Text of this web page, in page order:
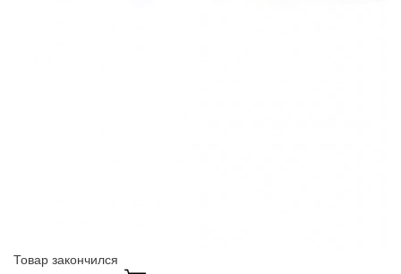
Товар закончился